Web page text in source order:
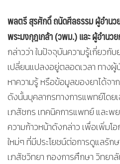
พลตรี สุรศักดิ์ ถนัดศีลธรรม ผู้อำน
พระมงกุฎเกล้า (วพม.) และ ผู้อำนว
กล่าวว่า ในปัจจุบันความรู้เกี่ยวกับ
เปลี่ยนแปลงอยู่ตลอดเวลา ทาง
หาความรู้ หรือข้อมูลของยาได้จา
ดังนั้นบุคลากรทางการแพทย์โด
เภสัชกร เทคนิคการแพทย์ และพ
ความก้าวหน้าดังกล่าว เพื่อเพิ่มโ
ใหม่ๆ ที่มีประโยชน์ต่อการดูแลรัก
เภสัชวิทยา กองการศึกษา วิทย